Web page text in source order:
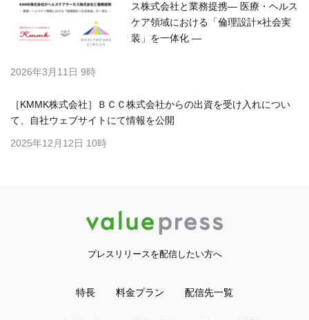
ス株式会社と業務提携― 医療・ヘルス
ケア領域における「倫理設計×社会実
装」を一体化 ―
2026年3月11日 9時
［KMMK株式会社］ＢＣＣ株式会社からの出資を受け入れについ
て、自社ウェブサイトにて情報を公開
2025年12月12日 10時
プレスリリースを配信したい方へ
特長 料金プラン 配信先一覧